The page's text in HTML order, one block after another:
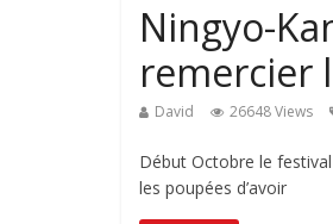
Ningyo-
remercier
David 26648 Views
Début Octobre le
les poupées d’avoir